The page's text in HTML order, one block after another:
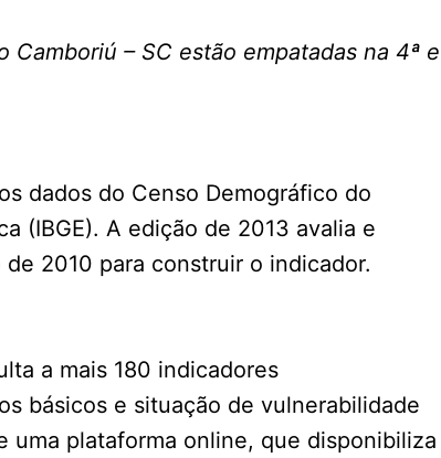
Camboriú – SC estão empatadas na 4ª e
dados do Censo Demográfico do
(IBGE). A edição de 2013 avalia e
2010 para construir o indicador.
a mais 180 indicadores
básicos e situação de vulnerabilidade
uma plataforma online, que disponibiliza